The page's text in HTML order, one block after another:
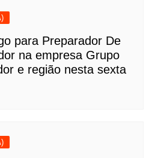
para Preparador De
na empresa Grupo
e região nesta sexta